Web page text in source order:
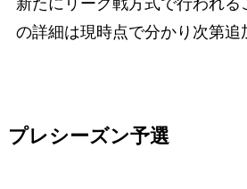
の詳細は現時点で分かり次第追
プレシーズン予選